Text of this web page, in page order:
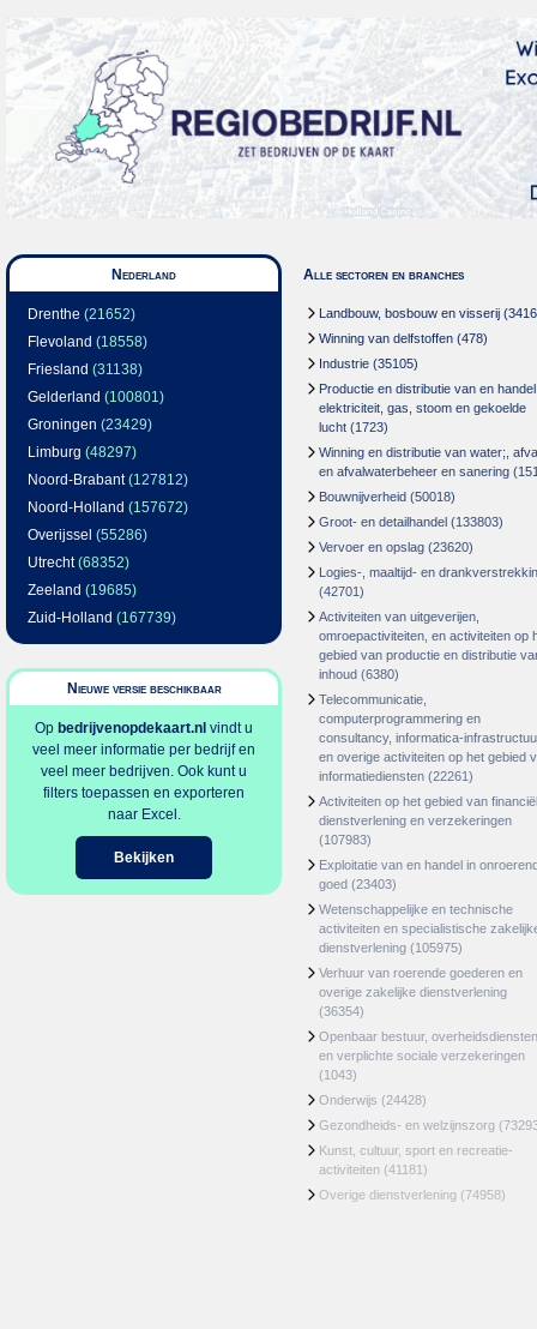
Nederland
Drenthe (21652)
Flevoland (18558)
Friesland (31138)
Gelderland (100801)
Groningen (23429)
Limburg (48297)
Noord-Brabant(127812)
Noord-Holland (157672)
Overijssel (55286)
Utrecht(68352)
Zeeland (19685)
Zuid-Holland (167739)
Nieuwe versie beschikbaar
Op bedrijvenopdekaart.nl vindt u
veel meer informatie per bedrijf en
veel meer bedrijven. Ook kunt u
filters toepassen en exporteren
naar Excel.
Bekijken
Alle sectoren en branches
Landbouw, bosbouw en visserij
Winning van delfstoffen (478)
Industrie (35105)
Productie en distributie van en
elektriciteit, gas, stoom en gekoelde
lucht (1723)
Winning en distributie van water;,
en afvalwaterbeheer en sanering
Bouwnijverheid (50018)
Groot- en detailhandel (133803)
Vervoer en opslag (23620)
Logies-, maaltijd- en
(42701)
Activiteiten van uitgeverijen,
omroepactiviteiten, en activiteiten op
gebied van productie en distributie
inhoud (6380)
Telecommunicatie,
computerprogrammering en
consultancy, informatica-
en overige activiteiten op het gebied
informatiediensten (22261)
Activiteiten op het gebied van
dienstverlening en verzekeringen
(107983)
Exploitatie van en handel in
goed (23403)
Wetenschappelijke en technische
activiteiten en specialistische
dienstverlening (105975)
Verhuur van roerende goederen en
overige zakelijke dienstverlening
(36354)
Openbaar bestuur, overheidsdiensten
en verplichte sociale verzekeringen
(1043)
Onderwijs (24428)
Gezondheids- en welzijnszorg
Kunst, cultuur, sport en recreatie-
activiteiten (41181)
Overige dienstverlening (74958)